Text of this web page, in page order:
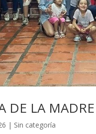
DE LA
| Sin categoría